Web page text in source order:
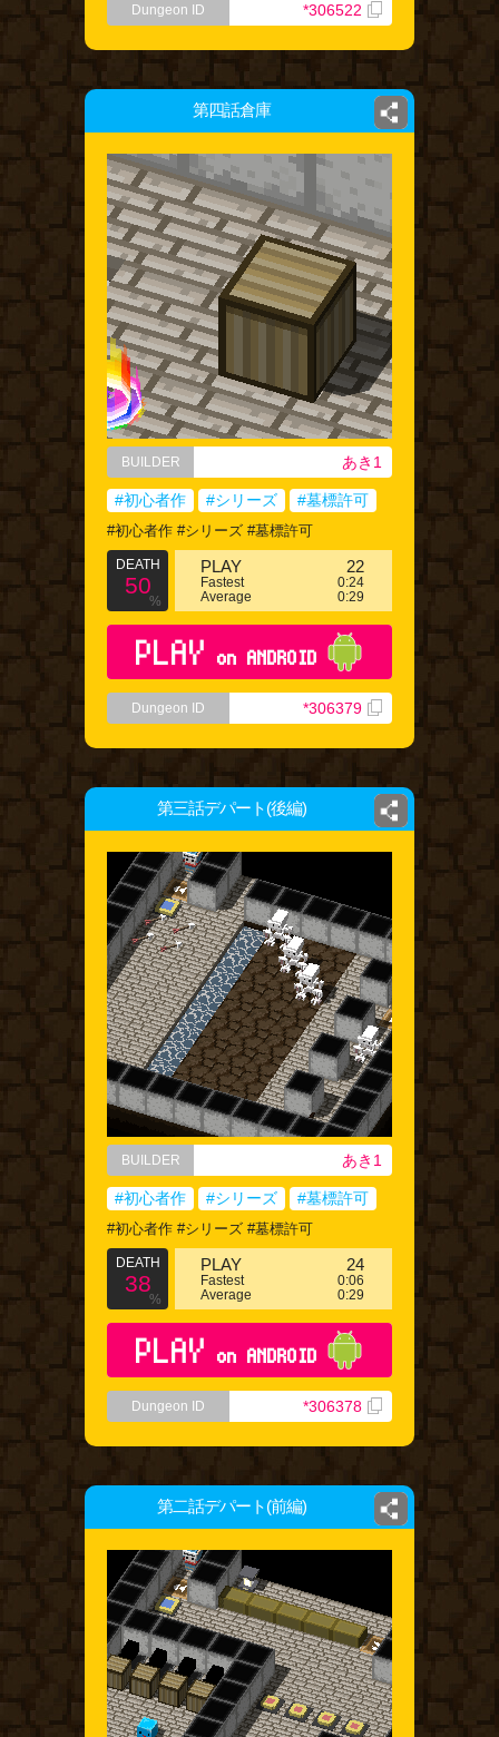
Dungeon ID *306522
第四話倉庫
BUILDER あき1
#初心者作 #シリーズ #墓標許可
#初心者作 #シリーズ #墓標許可
DEATH
50
%
PLAY 22
Fastest
0:24
Average
0:29
PLAY on ANDROID
Dungeon ID *306379
第三話デパート(後編)
BUILDER あき1
#初心者作 #シリーズ #墓標許可
#初心者作 #シリーズ #墓標許可
DEATH
38
%
PLAY 24
Fastest
0:06
Average
0:29
PLAY on ANDROID
Dungeon ID *306378
第二話デパート(前編)